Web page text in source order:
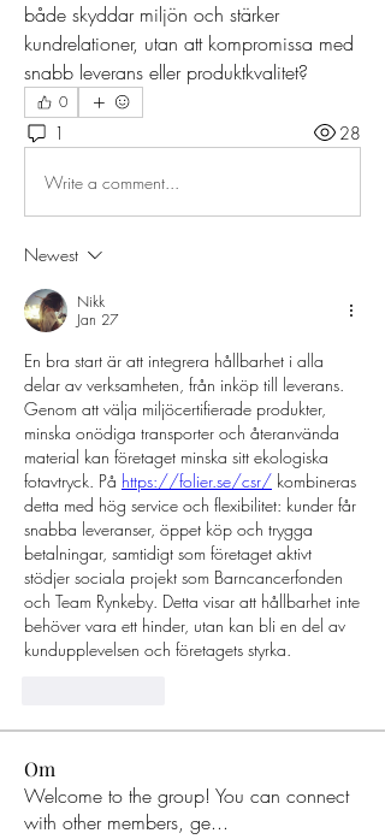
både skyddar miljön och stärker
kundrelationer, utan att kompromissa med
snabb leverans eller produktkvalitet?
0
1 28
Write a comment...
Newest
Nikk
Jan 27
En bra start är att integrera hållbarhet i alla
delar av verksamheten, från inköp till leverans.
Genom att välja miljöcertifierade produkter,
minska onödiga transporter och återanvända
material kan företaget minska sitt ekologiska
fotavtryck. På https://folier.se/csr/ kombineras
detta med hög service och flexibilitet: kunder får
snabba leveranser, öppet köp och trygga
betalningar, samtidigt som företaget aktivt
stödjer sociala projekt som Barncancerfonden
och Team Rynkeby. Detta visar att hållbarhet inte
behöver vara ett hinder, utan kan bli en del av
kundupplevelsen och företagets styrka.
Om
Welcome to the group! You can connect
with other members, ge...